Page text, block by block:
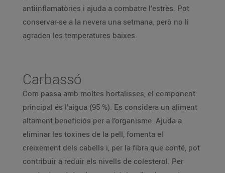
antiinflamatòries i ajuda a combatre l’estrès. Pot
conservar-se a la nevera una setmana, però no li
agraden les temperatures baixes.
Carbassó
Com passa amb moltes hortalisses, el component
principal és l’aigua (95 %). Es considera un aliment
altament beneficiós per a l’organisme. Ajuda a
eliminar les toxines de la pell, fomenta el
creixement dels cabells i, per la fibra que conté, pot
contribuir a reduir els nivells de colesterol. Per